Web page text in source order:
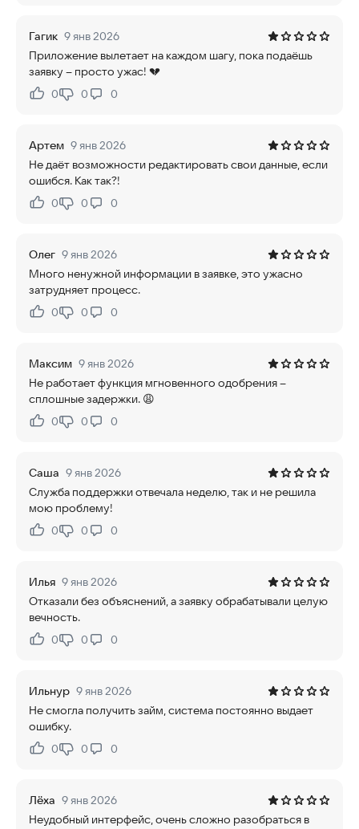
Гагик 9 янв 2026
Приложение вылетает на каждом шагу, пока подаёшь
заявку – просто ужас! 💔
Нравится:
0Не нравится:
0 0
Артем 9 янв 2026
Не даёт возможности редактировать свои данные, если
ошибся. Как так?!
Нравится:
0Не нравится:
0 0
Олег 9 янв 2026
Много ненужной информации в заявке, это ужасно
затрудняет процесс.
Нравится:
0Не нравится:
0 0
Максим 9 янв 2026
Не работает функция мгновенного одобрения –
сплошные задержки. 😩
Нравится:
0Не нравится:
0 0
Саша 9 янв 2026
Служба поддержки отвечала неделю, так и не решила
мою проблему!
Нравится:
0Не нравится:
0 0
Илья 9 янв 2026
Отказали без объяснений, а заявку обрабатывали целую
вечность.
Нравится:
0Не нравится:
0 0
Ильнур 9 янв 2026
Не смогла получить займ, система постоянно выдает
ошибку.
Нравится:
0Не нравится:
0 0
Лёха 9 янв 2026
Неудобный интерфейс, очень сложно разобраться в